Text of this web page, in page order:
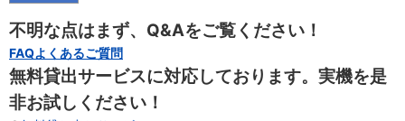
不明な点はまず、Q&Aをご覧ください！
FAQよくあるご質問
無料貸出サービスに対応しております。実機を是
非お試しください！